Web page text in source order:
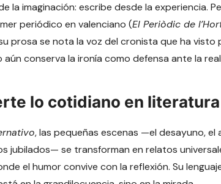
la imaginación: escribe desde la experiencia.
periódico en valenciano (El Periòdic de
prosa se nota la voz del cronista que ha visto
conserva la ironía como defensa ante la
lo cotidiano en literatura
, las pequeñas escenas —el desayuno, el
jubilados— se transforman en relatos
el humor convive con la reflexión. Su